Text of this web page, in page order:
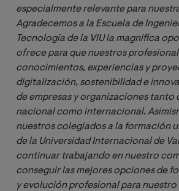
especialmente relevante para
Agradecemos a la Escuela de
Tecnología de la VIU la magnífica
ofrece para que nuestros
conocimientos, experiencias y
digitalización, sostenibilidad e
de empresas y organizaciones tanto
nacional como internacional.
nuestros colegiados a la formación
de la Universidad Internacional de
continuar trabajando en nuestro
conseguir las mejores opciones de
y evolución profesional para nuestro